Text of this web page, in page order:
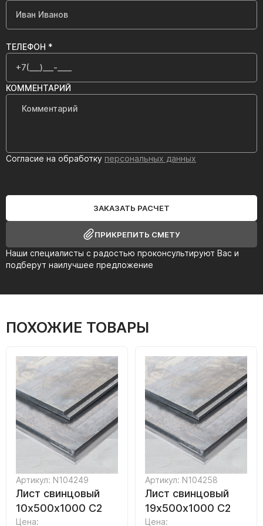
Наши специалисты с радостью проконсультируют Вас и
подберут наилучшее предложение
ТЕЛЕФОН *
КОММЕНТАРИЙ
Согласие на обработку персональных данных
ЗАКАЗАТЬ РАСЧЕТ
ПРИКРЕПИТЬ СМЕТУ
ПОХОЖИЕ ТОВАРЫ
Артикул: N104249
Лист свинцовый
10х500х1000 С2
Цена:
Артикул: N104258
Лист свинцовый
19х500х1000 С2
Цена: